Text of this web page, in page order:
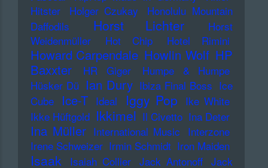
Hitster
Holger Czukay
Honolulu Mountain
Daffodils
Horst Lichter
Horst
Weidenmüller
Hot Chip Hotel Rimini
Howard Carpendale Howlin Wolf HP
Baxxter
HR Giger
Humpe & Humpe
Hüsker Dü Ian Dury Ibiza Final Boss Ice
Cube
Ice-T Ideal Iggy Pop Ike White
Ikke Hüftgold Ikkimel Il Civetto Ina Deter
Ina Müller International Music Interzone
Irene Schweizer Irmin Schmidt Iron Maiden
Isaak Isaiah Collier Jack Antonoff Jack